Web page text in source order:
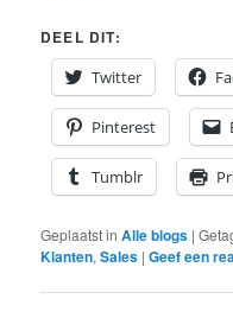
DEEL DIT:
Twitter
Pinterest
Tumblr
Geplaatst in Alle blogs |
Klanten,Sales |Geef een